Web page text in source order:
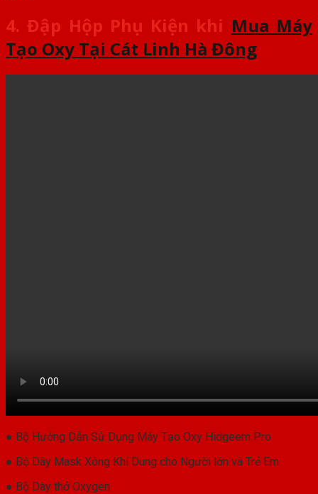
4. Đập Hộp Phụ Kiện khi Mua Máy
Tạo Oxy Tại Cát Linh Hà Đông
● Bộ Hướng Dẫn Sử Dụng Máy Tạo Oxy Hidgeem Pro
● Bộ Dây Mask Xông Khí Dung cho Người lớn và Trẻ Em
● Bộ Dây thở Oxygen